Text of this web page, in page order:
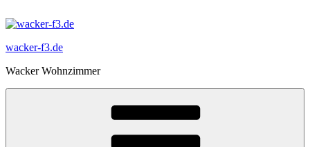
Inhalt
wacker-f3.de
Wacker Wohnzimmer